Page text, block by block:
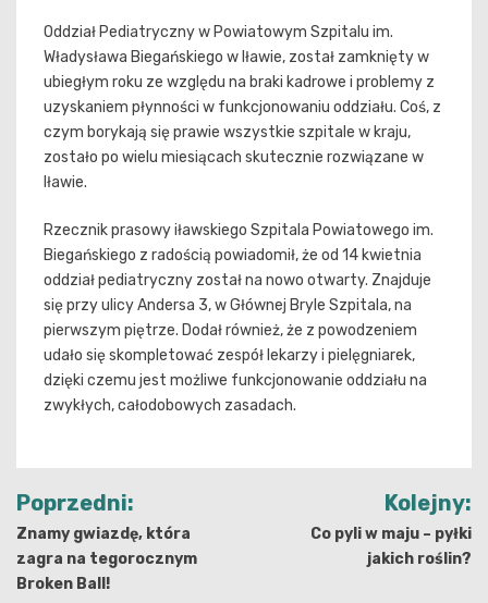
Oddział Pediatryczny w Powiatowym Szpitalu im.
Władysława Biegańskiego w Iławie, został zamknięty w
ubiegłym roku ze względu na braki kadrowe i problemy z
uzyskaniem płynności w funkcjonowaniu oddziału. Coś, z
czym borykają się prawie wszystkie szpitale w kraju,
zostało po wielu miesiącach skutecznie rozwiązane w
Iławie.
Rzecznik prasowy iławskiego Szpitala Powiatowego im.
Biegańskiego z radością powiadomił, że od 14 kwietnia
oddział pediatryczny został na nowo otwarty. Znajduje
się przy ulicy Andersa 3, w Głównej Bryle Szpitala, na
pierwszym piętrze. Dodał również, że z powodzeniem
udało się skompletować zespół lekarzy i pielęgniarek,
dzięki czemu jest możliwe funkcjonowanie oddziału na
zwykłych, całodobowych zasadach.
Nawigacja
wpisu
Poprzedni:
Znamy gwiazdę, która
zagra na tegorocznym
Broken Ball!
Kolejny:
Co pyli w maju – pyłki
jakich roślin?